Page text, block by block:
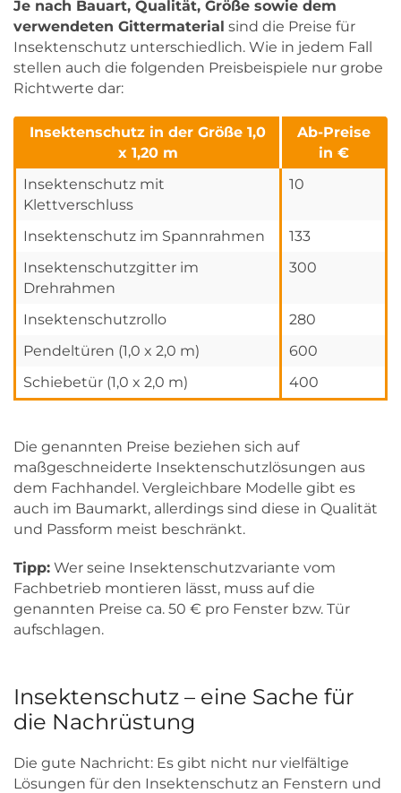
Je nach Bauart, Qualität, Größe sowie dem
verwendeten Gittermaterial sind die Preise für
Insektenschutz unterschiedlich. Wie in jedem Fall
stellen auch die folgenden Preisbeispiele nur grobe
Richtwerte dar:
Insektenschutz in der Größe 1,0
x 1,20 m
Ab-Preise
in €
Insektenschutz mit
Klettverschluss
10
Insektenschutz im Spannrahmen
133
Insektenschutzgitter im
Drehrahmen
300
Insektenschutzrollo
280
Pendeltüren (1,0 x 2,0 m)
600
Schiebetür (1,0 x 2,0 m)
400
Die genannten Preise beziehen sich auf
maßgeschneiderte Insektenschutzlösungen aus
dem Fachhandel. Vergleichbare Modelle gibt es
auch im Baumarkt, allerdings sind diese in Qualität
und Passform meist beschränkt.
Tipp: Wer seine Insektenschutzvariante vom
Fachbetrieb montieren lässt, muss auf die
genannten Preise ca. 50 € pro Fenster bzw. Tür
aufschlagen.
Insektenschutz – eine Sache für
die Nachrüstung
Die gute Nachricht: Es gibt nicht nur vielfältige
Lösungen für den Insektenschutz an Fenstern und